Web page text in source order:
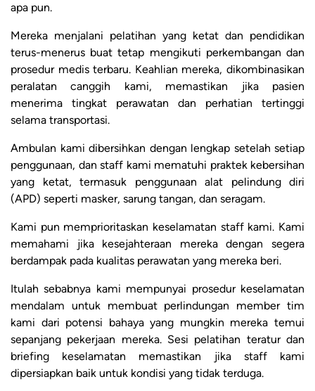
apa pun.
Mereka menjalani pelatihan yang ketat dan pendidikan
terus-menerus buat tetap mengikuti perkembangan dan
prosedur medis terbaru. Keahlian mereka, dikombinasikan
peralatan canggih kami, memastikan jika pasien
menerima tingkat perawatan dan perhatian tertinggi
selama transportasi.
Ambulan kami dibersihkan dengan lengkap setelah setiap
penggunaan, dan staff kami mematuhi praktek kebersihan
yang ketat, termasuk penggunaan alat pelindung diri
(APD) seperti masker, sarung tangan, dan seragam.
Kami pun memprioritaskan keselamatan staff kami. Kami
memahami jika kesejahteraan mereka dengan segera
berdampak pada kualitas perawatan yang mereka beri.
Itulah sebabnya kami mempunyai prosedur keselamatan
mendalam untuk membuat perlindungan member tim
kami dari potensi bahaya yang mungkin mereka temui
sepanjang pekerjaan mereka. Sesi pelatihan teratur dan
briefing keselamatan memastikan jika staff kami
dipersiapkan baik untuk kondisi yang tidak terduga.